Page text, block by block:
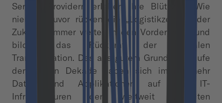
Service Providern erleben ihre Blütezeit. Wie
niemals zuvor rücken die „Logistikzentren der
Zukunft“ immer weiter in den Vordergrund und
bilden das Rückgrat der digitalen
Transformation. Das aus gutem Grund. Im Laufe
der letzten Dekade haben sich immer mehr
Daten und Applikationen auf die IT-
Infrastrukturen der weltweit verteilten